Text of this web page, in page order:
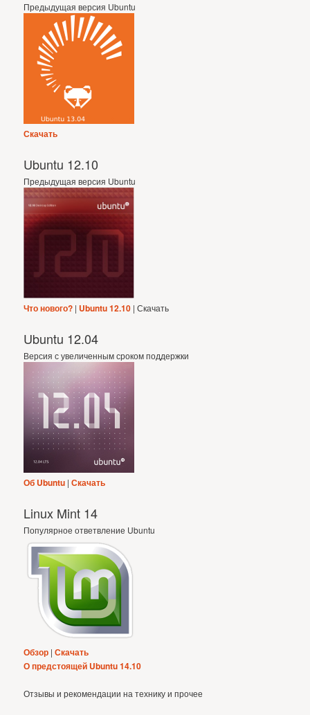
Предыдущая версия Ubuntu
Скачать
Ubuntu 12.10
Предыдущая версия Ubuntu
Что нового? | Ubuntu 12.10 | Скачать
Ubuntu 12.04
Версия с увеличенным сроком поддержки
Об Ubuntu |Скачать
Linux Mint 14
Популярное ответвление Ubuntu
Обзор |Скачать
О предстоящей Ubuntu 14.10
Отзывы и рекомендации на технику и прочее